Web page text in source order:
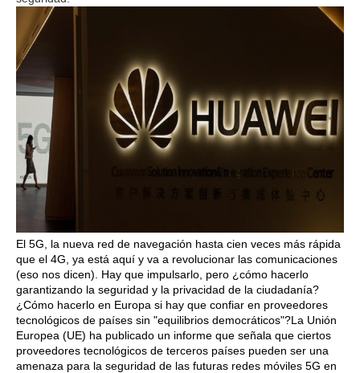
El 5G, la nueva red de navegación hasta cien veces más rápida
que el 4G, ya está aquí y va a revolucionar las comunicaciones
(eso nos dicen). Hay que impulsarlo, pero ¿cómo hacerlo
garantizando la seguridad y la privacidad de la ciudadanía?
¿Cómo hacerlo en Europa si hay que confiar en proveedores
tecnológicos de países sin "equilibrios democráticos"?La Unión
Europea (UE) ha publicado un informe que señala que ciertos
proveedores tecnológicos de terceros países pueden ser una
amenaza para la seguridad de las futuras redes móviles 5G en